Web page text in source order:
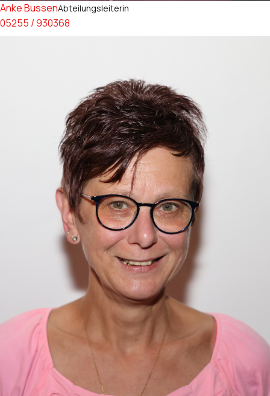
Anke BussenAbteilungsleiterin
05255 / 930368